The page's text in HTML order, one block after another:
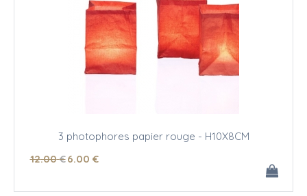
3 photophores papier rouge - H10X8CM
12.00 €6.00 €